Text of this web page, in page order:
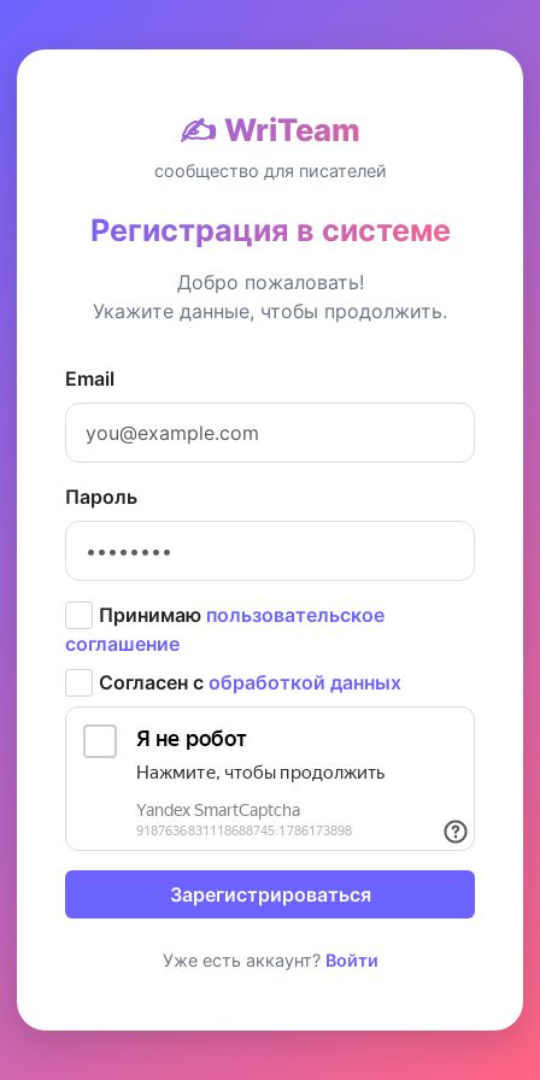
✍️ WriTeam
сообщество для писателей
Регистрация в системе
Добро пожаловать!
Укажите данные, чтобы продолжить.
Email
Пароль
Принимаю пользовательское
соглашение
Согласен с обработкой данных
Зарегистрироваться
Уже есть аккаунт? Войти